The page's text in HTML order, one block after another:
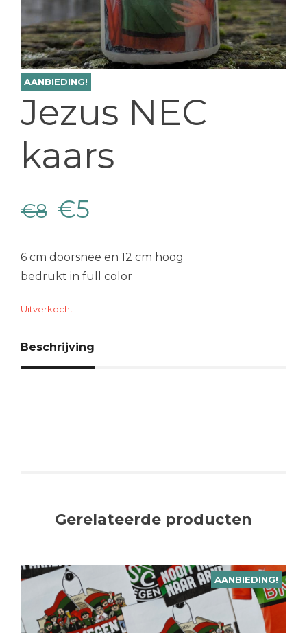
AANBIEDING!
Jezus NEC
kaars
€8 Oorspronkelijke
was:
€8.
€5
is:
6 cm doorsnee en 12 cm hoog
bedrukt in full color
Uitverkocht
Beschrijving
Gerelateerde producten
AANBIEDING!